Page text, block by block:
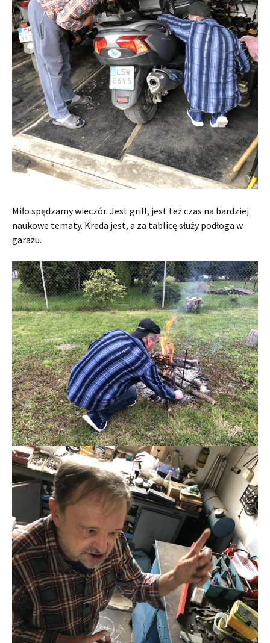
Miło spędzamy wieczór. Jest grill, jest też czas na bardziej
naukowe tematy. Kreda jest, a za tablicę służy podłoga w
garażu.